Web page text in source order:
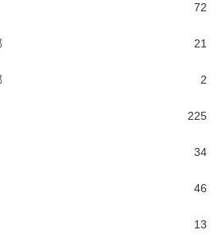
72
21
2
225
34
46
13